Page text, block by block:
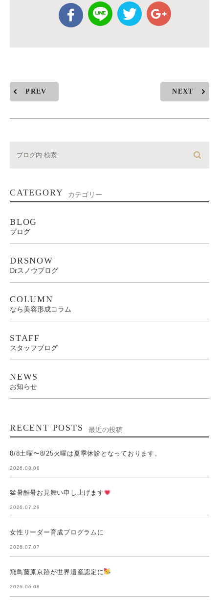
PREV NEXT
CATEGORY カテゴリー
BLOG
ブログ
DRSNOW
Drスノウブログ
COLUMN
なら美容形成コラム
STAFF
スタッフブログ
NEWS
お知らせ
RECENT POSTS 最近の投稿
8/8土曜〜8/25火曜は夏季休診となっております。
2026.08.08
猛暑酷暑お見舞い申し上げます
2026.07.29
女性リーダー育成プログラムに
2026.07.07
飛鳥藤原京跡が世界遺産認定に
2026.06.08